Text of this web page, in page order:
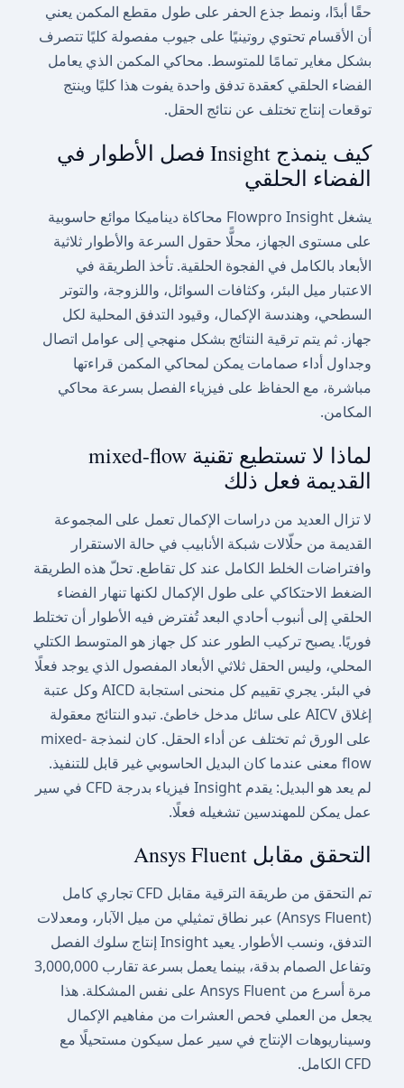
حقًا أبدًا، ونمط جذع الحفر على طول مقطع المكمن يعني
أن الأقسام تحتوي روتينيًا على جيوب مفصولة كليًا تتصرف
بشكل مغاير تمامًا للمتوسط. محاكي المكمن الذي يعامل
الفضاء الحلقي كعقدة تدفق واحدة يفوت هذا كليًا وينتج
توقعات إنتاج تختلف عن نتائج الحقل.
كيف ينمذج Insight فصل الأطوار في
الفضاء الحلقي
يشغل Flowpro Insight محاكاة ديناميكا موائع حاسوبية
على مستوى الجهاز، محلًّا حقول السرعة والأطوار ثلاثية
الأبعاد بالكامل في الفجوة الحلقية. تأخذ الطريقة في
الاعتبار ميل البئر، وكثافات السوائل، واللزوجة، والتوتر
السطحي، وهندسة الإكمال، وقيود التدفق المحلية لكل
جهاز. ثم يتم ترقية النتائج بشكل منهجي إلى عوامل اتصال
وجداول أداء صمامات يمكن لمحاكي المكمن قراءتها
مباشرة، مع الحفاظ على فيزياء الفصل بسرعة محاكي
المكامن.
لماذا لا تستطيع تقنية mixed-flow
القديمة فعل ذلك
لا تزال العديد من دراسات الإكمال تعمل على المجموعة
القديمة من حلّالات شبكة الأنابيب في حالة الاستقرار
وافتراضات الخلط الكامل عند كل تقاطع. تحلّ هذه الطريقة
الضغط الاحتكاكي على طول الإكمال لكنها تنهار الفضاء
الحلقي إلى أنبوب أحادي البعد تُفترض فيه الأطوار أن تختلط
فوريًا. يصبح تركيب الطور عند كل جهاز هو المتوسط الكتلي
المحلي، وليس الحقل ثلاثي الأبعاد المفصول الذي يوجد فعلًا
في البئر. يجري تقييم كل منحنى استجابة AICD وكل عتبة
إغلاق AICV على سائل مدخل خاطئ. تبدو النتائج معقولة
على الورق ثم تختلف عن أداء الحقل. كان لنمذجة mixed-
flow معنى عندما كان البديل الحاسوبي غير قابل للتنفيذ.
لم يعد هو البديل: يقدم Insight فيزياء بدرجة CFD في سير
عمل يمكن للمهندسين تشغيله فعلًا.
التحقق مقابل Ansys Fluent
تم التحقق من طريقة الترقية مقابل CFD تجاري كامل
(Ansys Fluent) عبر نطاق تمثيلي من ميل الآبار، ومعدلات
التدفق، ونسب الأطوار. يعيد Insight إنتاج سلوك الفصل
وتفاعل الصمام بدقة، بينما يعمل بسرعة تقارب 3,000,000
مرة أسرع من Ansys Fluent على نفس المشكلة. هذا
يجعل من العملي فحص العشرات من مفاهيم الإكمال
وسيناريوهات الإنتاج في سير عمل سيكون مستحيلًا مع
CFD الكامل.